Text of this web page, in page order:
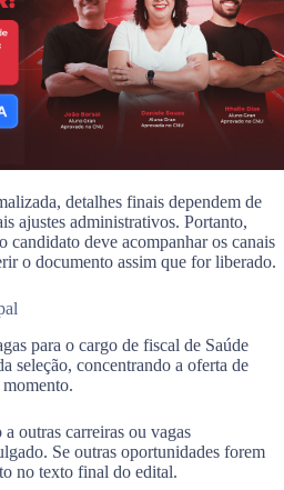
detalhes finais dependem de
ajustes administrativos. Portanto,
candidato deve acompanhar os canais
o documento assim que for liberado.
para o cargo de fiscal de Saúde
seleção, concentrando a oferta de
outras carreiras ou vagas
Se outras oportunidades forem
no texto final do edital.